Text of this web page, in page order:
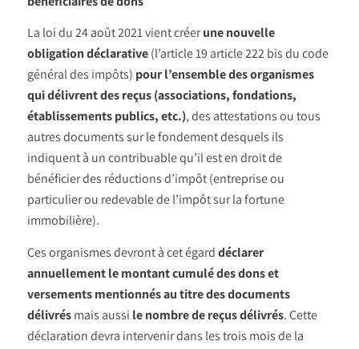
La loi du 24 août 2021 vient créerune nouvelle
obligation déclarative(l’article 19 article 222 bis du code
général des impôts) pour l’ensemble des organismes
qui délivrent des reçus (associations, fondations,
établissements publics, etc.), des attestations ou tous
autres documents sur le fondement desquels ils
indiquent à un contribuable qu’il est en droit de
bénéficier des réductions d’impôt (entreprise ou
particulier ou redevable de l’impôt sur la fortune
immobilière).
Ces organismes devront à cet égarddéclarer
annuellement le montant cumulé des dons et
versements mentionnés au titre des documents
délivrésmais aussi le nombre de reçus délivrés. Cette
déclaration devra intervenir dans les trois mois de la